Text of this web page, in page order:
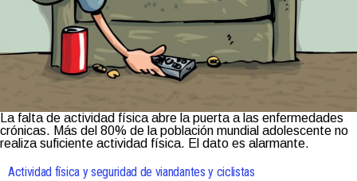
La falta de actividad física abre la puerta a las enfermedades
crónicas. Más del 80% de la población mundial adolescente no
realiza suficiente actividad física. El dato es alarmante.
Actividad física y seguridad de viandantes y ciclistas